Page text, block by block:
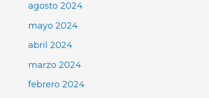
agosto 2024
mayo 2024
abril 2024
marzo 2024
febrero 2024